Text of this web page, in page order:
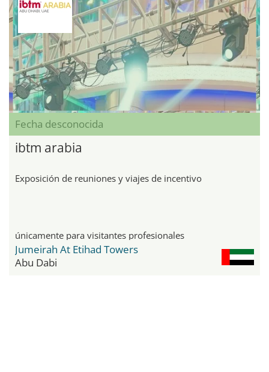
Fecha desconocida
ibtm arabia
Exposición de reuniones y viajes de incentivo
únicamente para visitantes profesionales
Jumeirah At Etihad Towers
Abu Dabi